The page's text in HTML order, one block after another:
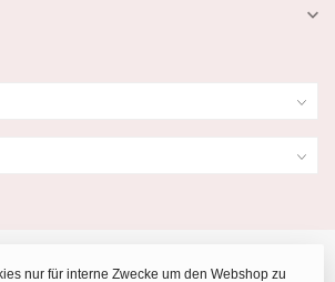
nur für interne Zwecke um den Webshop zu